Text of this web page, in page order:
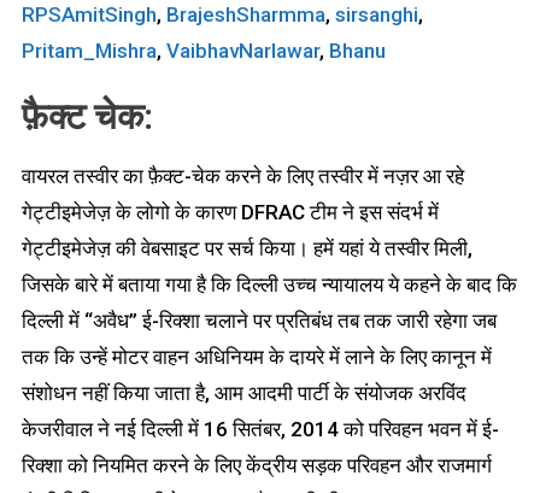
RPSAmitSingh, BrajeshSharmma, sirsanghi,
Pritam_Mishra, VaibhavNarlawar, Bhanu
फ़ैक्ट चेक:
वायरल तस्वीर का फ़ैक्ट-चेक करने के लिए तस्वीर में नज़र आ रहे
गेट्टीइमेजेज़ के लोगो के कारण DFRAC टीम ने इस संदर्भ में
गेट्टीइमेजेज़ की वेबसाइट पर सर्च किया। हमें यहां ये तस्वीर मिली,
जिसके बारे में बताया गया है कि दिल्ली उच्च न्यायालय ये कहने के बाद कि
दिल्ली में “अवैध” ई-रिक्शा चलाने पर प्रतिबंध तब तक जारी रहेगा जब
तक कि उन्हें मोटर वाहन अधिनियम के दायरे में लाने के लिए कानून में
संशोधन नहीं किया जाता है, आम आदमी पार्टी के संयोजक अरविंद
केजरीवाल ने नई दिल्ली में 16 सितंबर, 2014 को परिवहन भवन में ई-
रिक्शा को नियमित करने के लिए केंद्रीय सड़क परिवहन और राजमार्ग